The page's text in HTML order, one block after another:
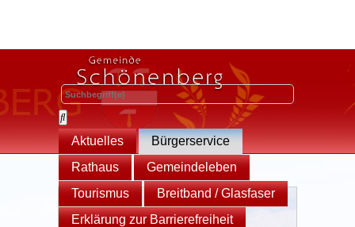
Aktuelles
Bürgerservice
Rathaus
Gemeindeleben
Tourismus
Breitband / Glasfaser
Erklärung zur Barrierefreiheit